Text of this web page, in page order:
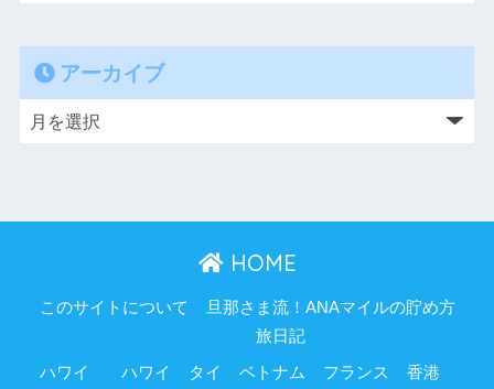
アーカイブ
HOME
このサイトについて 旦那さま流！ANAマイルの貯め方
ハワイ
旅日記
ハワイ タイ ベトナム フランス 香港